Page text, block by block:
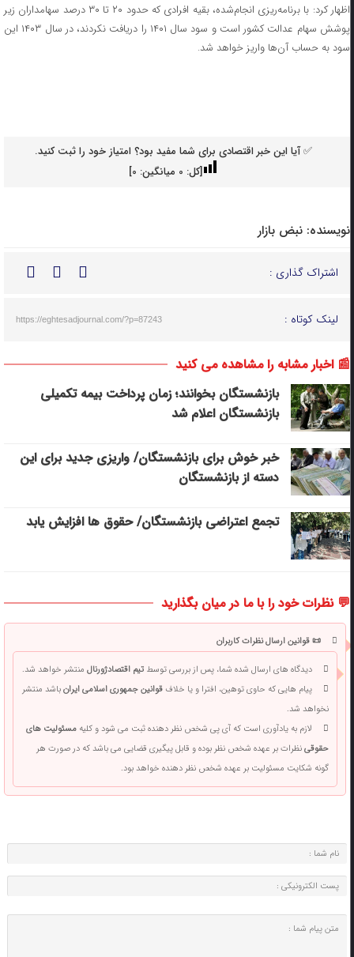
اظهار کرد: با برنامه‌ریزی انجام‌شده، بقیه افرادی که حدود ۲۰ تا ۳۰ درصد سهامداران زیر
پوشش سهام عدالت کشور است و سود سال ۱۴۰۱ را دریافت نکردند، در سال ۱۴۰۳ این
سود به حساب آن‌ها واریز خواهد شد.
✅ آیا این خبر اقتصادی برای شما مفید بود؟ امتیاز خود را ثبت کنید.
[کل: 0میانگین: 0
]
نویسنده: نبض بازار
اشتراک گذاری :
لینک کوتاه : https://eghtesadjournal.com/?p=87243
📰 اخبار مشابه را مشاهده می کنید
بازنشستگان بخوانند؛ زمان پرداخت بیمه تکمیلی
بازنشستگان اعلام شد
خبر خوش برای بازنشستگان/ واریزی جدید برای این
دسته از بازنشستگان
تجمع اعتراضی بازنشستگان/ حقوق ها افزایش یابد
💬 نظرات خود را با ما در میان بگذارید
📜 قوانین ارسال نظرات کاربران
دیدگاه های ارسال شده شما، پس از بررسی توسطتیم اقتصادژورنالمنتشر خواهد شد.
پیام هایی که حاوی توهین، افترا و یا خلافقوانین جمهوری اسلامی ایرانباشد منتشر
نخواهد شد.
لازم به یادآوری است که آی پی شخص نظر دهنده ثبت می شود و کلیهمسئولیت های
حقوقینظرات بر عهده شخص نظر بوده و قابل پیگیری قضایی می باشد که در صورت هر
گونه شکایت مسئولیت بر عهده شخص نظر دهنده خواهد بود.